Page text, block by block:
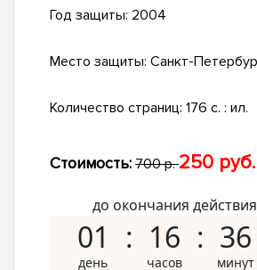
Год защиты: 2004
Место защиты: Санкт-
Количество страниц: 176 с. : ил.
Стоимость: 700 р.250 руб.
до окончания
01 16 36